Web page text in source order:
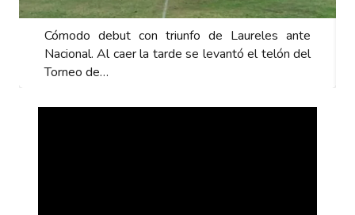
Cómodo debut con triunfo de Laureles ante
Nacional. Al caer la tarde se levantó el telón del
Torneo de…